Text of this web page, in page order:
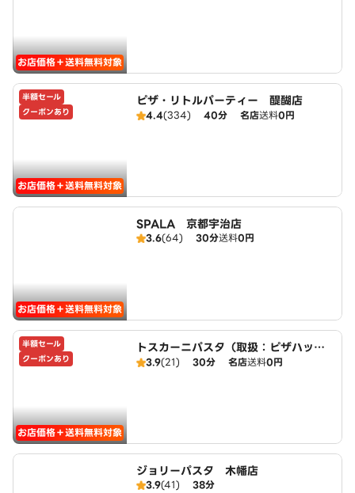
お店価格＋送料無料対象
半額セール
クーポンあり
お店価格＋送料無料対象
ピザ・リトルパーティー 醍醐店
4.4(334) 40分 名店送料0円
お店価格＋送料無料対象
SPALA 京都宇治店
3.6(64) 30分送料0円
半額セール
クーポンあり
お店価格＋送料無料対象
トスカーニパスタ（取扱：ピザハット
宇治小倉店）
3.9(21) 30分 名店送料0円
ジョリーパスタ 木幡店
3.9(41) 38分